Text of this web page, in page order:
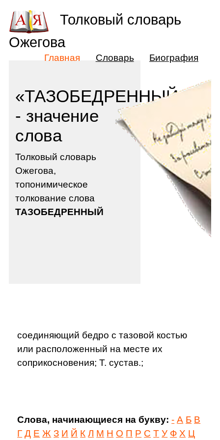
«ТАЗОБЕДРЕННЫЙ»
- значение
слова
Толковый словарь
Ожегова,
топонимическое
толкование слова
ТАЗОБЕДРЕННЫЙ
соединяющий бедро с тазовой костью
или расположенный на месте их
соприкосновения; Т. сустав.;
Слова, начинающиеся на букву: - А Б В
Г Д Е Ж З И Й К Л М Н О П Р С Т У Ф Х Ц
Толковый словарь
Ожегова
Главная Словарь Биография